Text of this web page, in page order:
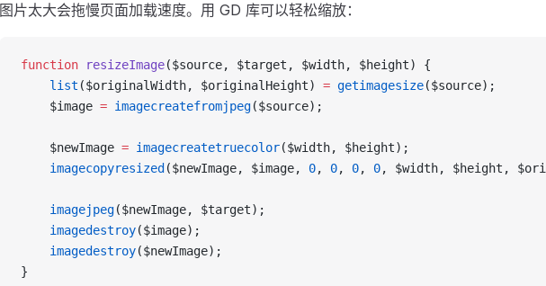
图片太大会拖慢页面加载速度。用 GD 库可以轻松缩放：
function resizeImage($source, $target, $width, $height) {
    list
($originalWidth, $originalHeight) = getimagesize($source);
    $image
= imagecreatefromjpeg($source);
    $newImage
= imagecreatetruecolor($width, $height);
    imagecopyresized
($newImage, $image, 0, 0, 0, 0, $width, $height,
    imagejpeg
($newImage, $target);
    imagedestroy
($image);
    imagedestroy
($newImage);
}